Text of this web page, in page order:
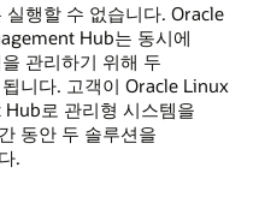
행할 수 없습니다. Oracle
Hub는 동시에
관리하기 위해 두
니다. 고객이 Oracle Linux
로 관리형 시스템을
동안 두 솔루션을
.